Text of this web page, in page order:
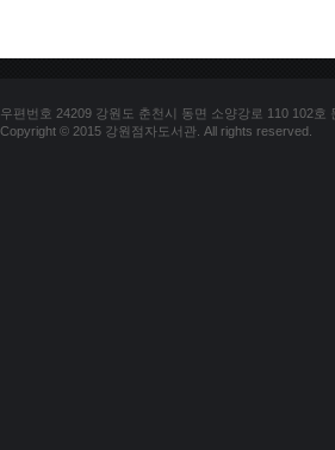
우편번호 24209 강원도 춘천시 동면 소양강로 110 102
Copyright © 2015 강원점자도서관. All rights reserved.